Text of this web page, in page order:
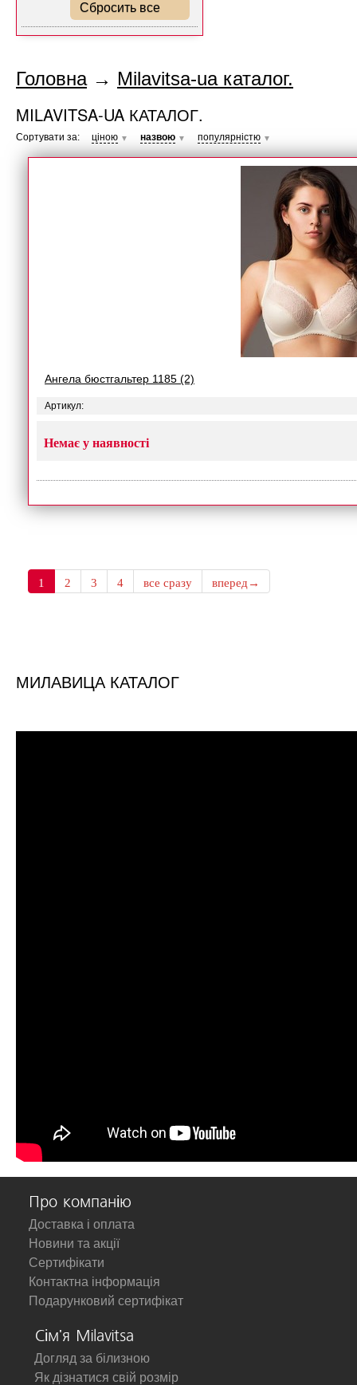
Сбросить все
Головна→ Milavitsa-ua каталог.
MILAVITSA-UA КАТАЛОГ.
Сортувати за: ціною ▼ назвою ▼ популярністю ▼
Ангела бюстгальтер 1185 (2)
Артикул:
Немає у наявності
1 2 3 4 все сразу вперед→
МИЛАВИЦА КАТАЛОГ
Про компанію
Доставка і оплата
Новини та акції
Сертифікати
Контактна інформація
Подарунковий сертифікат
Сім'я Milavitsa
Догляд за білизною
Як дізнатися свій розмір